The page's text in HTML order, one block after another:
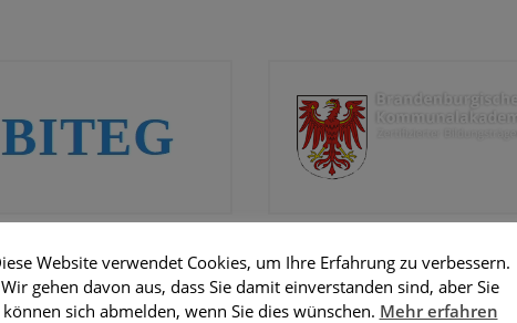
& Technologie-
mbH Kommunalakademie
Website verwendet Cookies, um Ihre Erfahrung zu verbessern.
Wir gehen davon aus, dass Sie damit einverstanden sind, aber Sie
können sich abmelden, wenn Sie dies wünschen. Mehr erfahren